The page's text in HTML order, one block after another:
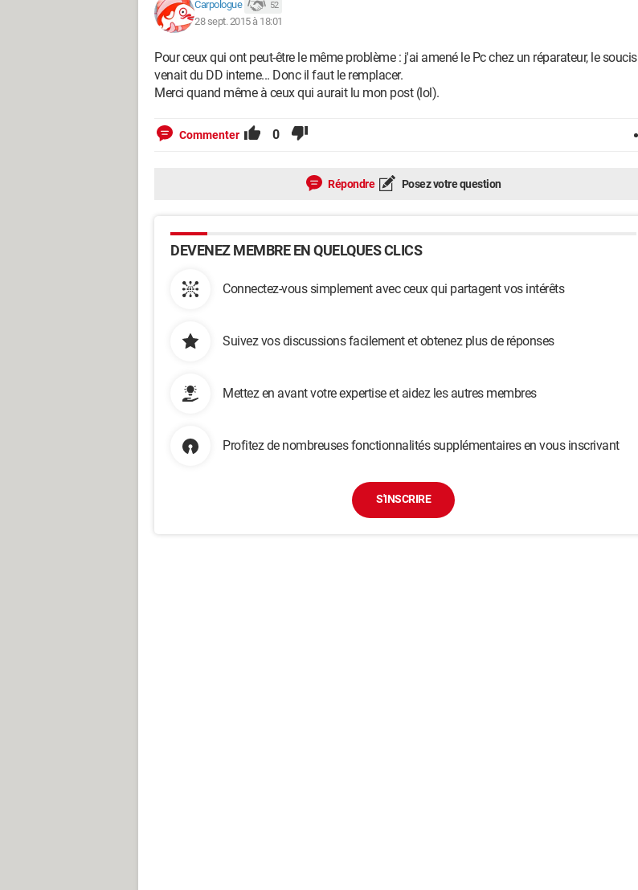
Carpologue 52
28 sept. 2015 à 18:01
Pour ceux qui ont peut-être le même problème : j'ai amené le Pc chez un réparateur, le soucis
venait du DD interne... Donc il faut le remplacer.
Merci quand même à ceux qui aurait lu mon post (lol).
Commenter 0
Répondre Posez votre question
DEVENEZ MEMBRE EN QUELQUES CLICS
Connectez-vous simplement avec ceux qui partagent vos intérêts
Suivez vos discussions facilement et obtenez plus de réponses
Mettez en avant votre expertise et aidez les autres membres
Profitez de nombreuses fonctionnalités supplémentaires en vous inscrivant
S'INSCRIRE